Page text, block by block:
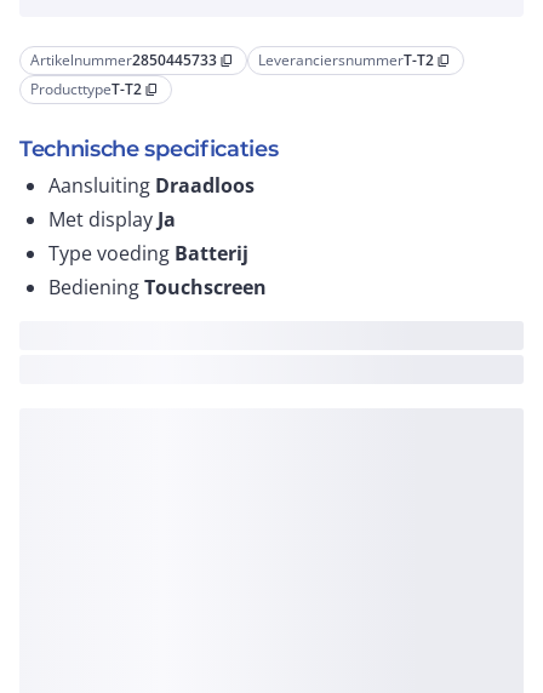
Artikelnummer2850445733 content_copy LeveranciersnummerT-T2 content_copy
ProducttypeT-T2 content_copy
Technische specificaties
Aansluiting Draadloos
Met display Ja
Type voeding Batterij
BedieningTouchscreen